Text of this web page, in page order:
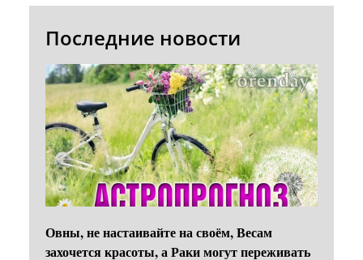
Последние новости
Овны, не настаивайте на своём, Весам
захочется красоты, а Раки могут переживать